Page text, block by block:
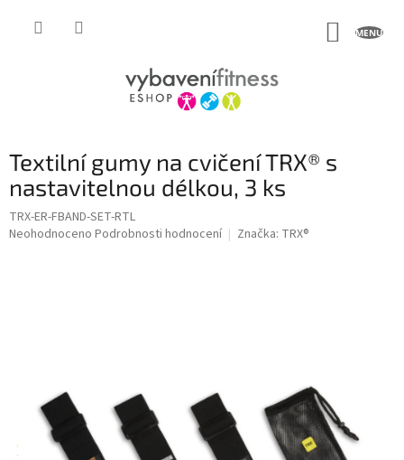
Textilní gumy na cvičení TRX® s
nastavitelnou délkou, 3 ks
TRX-ER-FBAND-SET-RTL
Průměrné
Neohodnoceno Podrobnosti hodnocení Značka: TRX®